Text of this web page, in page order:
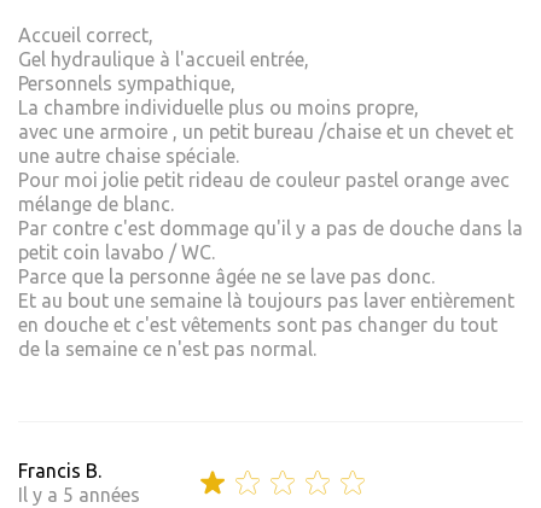
Accueil correct,
Gel hydraulique à l'accueil entrée,
Personnels sympathique,
La chambre individuelle plus ou moins propre,
avec une armoire , un petit bureau /chaise et un chevet et
une autre chaise spéciale.
Pour moi jolie petit rideau de couleur pastel orange avec
mélange de blanc.
Par contre c'est dommage qu'il y a pas de douche dans la
petit coin lavabo / WC.
Parce que la personne âgée ne se lave pas donc.
Et au bout une semaine là toujours pas laver entièrement
en douche et c'est vêtements sont pas changer du tout
de la semaine ce n'est pas normal.
Francis B.
Il y a 5 années